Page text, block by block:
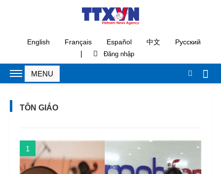
English Français Español 中文 Русский
|
TÔN GIÁO
1